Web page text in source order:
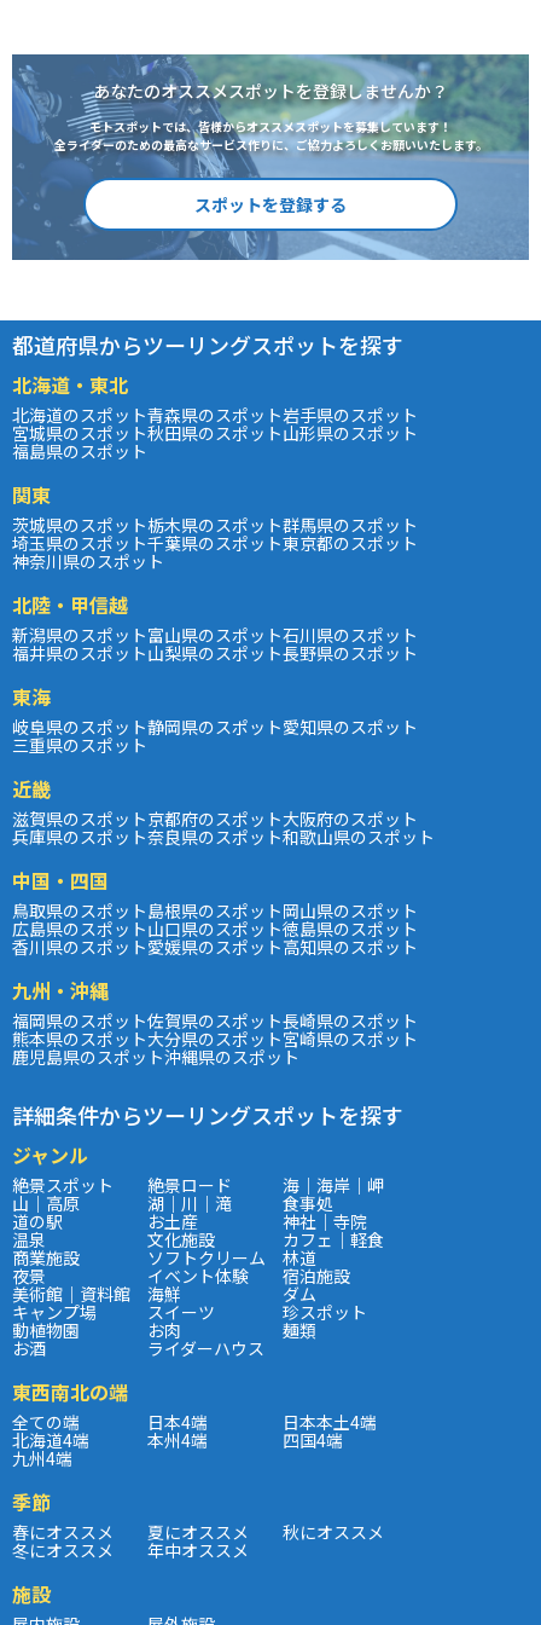
あなたのオススメスポットを登録しませんか？
モトスポットでは、皆様からオススメスポットを募集しています！
全ライダーのための最高なサービス作りに、ご協力よろしくお願いいたします。
スポットを登録する
都道府県からツーリングスポットを探す
北海道・東北
北海道のスポット青森県のスポット岩手県のスポット
宮城県のスポット秋田県のスポット山形県のスポット
福島県のスポット
関東
茨城県のスポット栃木県のスポット群馬県のスポット
埼玉県のスポット千葉県のスポット東京都のスポット
神奈川県のスポット
北陸・甲信越
新潟県のスポット富山県のスポット石川県のスポット
福井県のスポット山梨県のスポット長野県のスポット
東海
岐阜県のスポット静岡県のスポット愛知県のスポット
三重県のスポット
近畿
滋賀県のスポット京都府のスポット大阪府のスポット
兵庫県のスポット奈良県のスポット和歌山県のスポット
中国・四国
鳥取県のスポット島根県のスポット岡山県のスポット
広島県のスポット山口県のスポット徳島県のスポット
香川県のスポット愛媛県のスポット高知県のスポット
九州・沖縄
福岡県のスポット佐賀県のスポット長崎県のスポット
熊本県のスポット大分県のスポット宮崎県のスポット
鹿児島県のスポット沖縄県のスポット
詳細条件からツーリングスポットを探す
ジャンル
絶景スポット 絶景ロード 海｜海岸｜岬
山｜高原 湖｜川｜滝 食事処
道の駅 お土産 神社｜寺院
温泉 文化施設 カフェ｜軽食
商業施設 ソフトクリーム 林道
夜景 イベント体験 宿泊施設
美術館｜資料館 海鮮 ダム
キャンプ場 スイーツ 珍スポット
動植物園 お肉 麺類
お酒 ライダーハウス
東西南北の端
全ての端 日本4端 日本本土4端
北海道4端 本州4端 四国4端
九州4端
季節
春にオススメ 夏にオススメ 秋にオススメ
冬にオススメ 年中オススメ
施設